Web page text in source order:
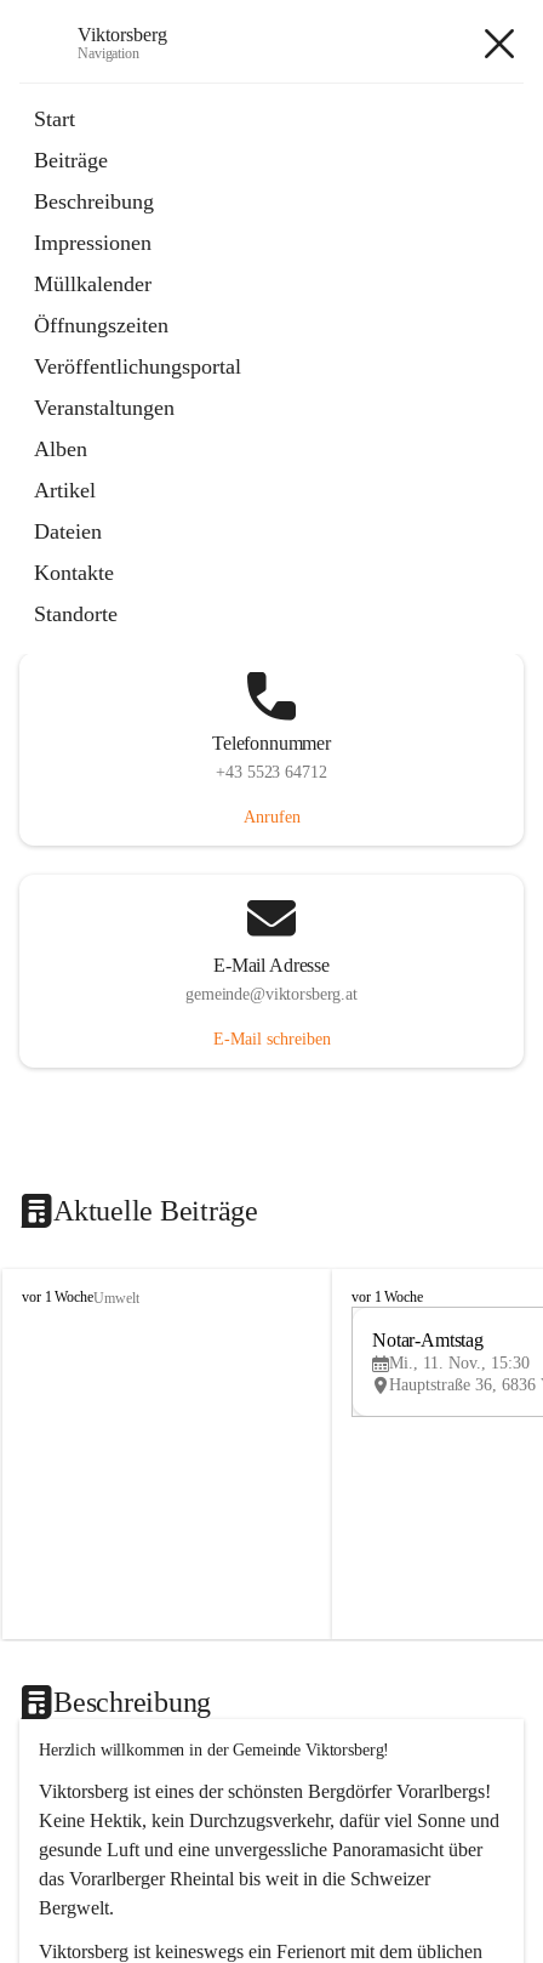
Viktorsberg
Navigation
Start
Beiträge
Beschreibung
Impressionen
Müllkalender
Öffnungszeiten
Veröffentlichungsportal
Veranstaltungen
Alben
Artikel
Dateien
Kontakte
Standorte
1 Schnellzugriff
Bürgerservice
10 Schnellzugriffe
Telefonnummer
+43 5523 64712
Anrufen
E-Mail Adresse
gemeinde@viktorsberg.at
E-Mail schreiben
Aktuelle Beiträge
V
vor 1 WocheUmwelt
V
vor 1 Woche
Notar-Amtstag
Mi., 11. Nov., 15:30
Beschreibung
Herzlich willkommen in der Gemeinde Viktorsberg!
Viktorsberg ist eines der schönsten Bergdörfer Vorarlbergs!
Keine Hektik, kein Durchzugsverkehr, dafür viel Sonne und
gesunde Luft und eine unvergessliche Panoramasicht über
das Vorarlberger Rheintal bis weit in die Schweizer
Bergwelt.
Viktorsberg ist keineswegs ein Ferienort mit dem üblichen